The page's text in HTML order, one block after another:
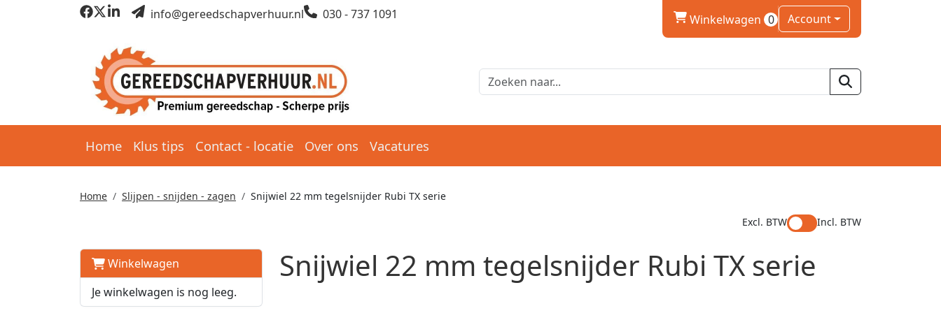
info@gereedschapverhuur.nl 030 - 737 1091 winkelwagen
Winkelwagen 0 Account
Home Klus tips Contact - locatie Over ons Vacatures
Home Slijpen - snijden - zagen
Snijwiel 22 mm tegelsnijder Rubi TX serie
Excl. BTW
Incl. BTW
Winkelwagen
Je winkelwagen is nog leeg.
Snijwiel 22 mm tegelsnijder Rubi TX serie